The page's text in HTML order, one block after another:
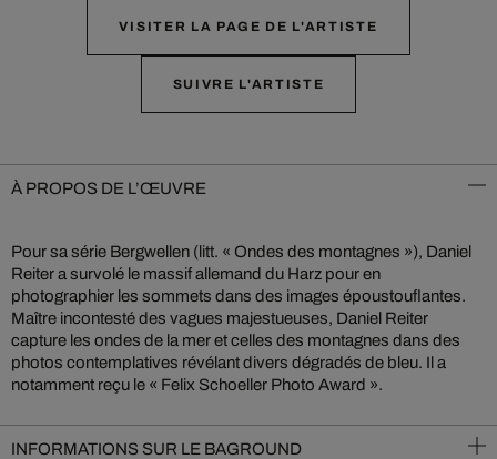
VISITER LA PAGE DE L'ARTISTE
SUIVRE L'ARTISTE
À PROPOS DE L’ŒUVRE
Pour sa série Bergwellen (litt. « Ondes des montagnes »), Daniel
Reiter a survolé le massif allemand du Harz pour en
photographier les sommets dans des images époustouflantes.
Maître incontesté des vagues majestueuses, Daniel Reiter
capture les ondes de la mer et celles des montagnes dans des
photos contemplatives révélant divers dégradés de bleu. Il a
notamment reçu le « Felix Schoeller Photo Award ».
INFORMATIONS SUR LE BAGROUND